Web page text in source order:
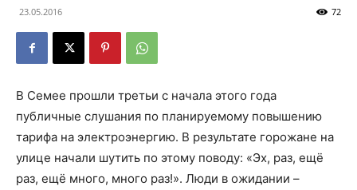
23.05.2016 72
В Семее прошли третьи с начала этого года
публичные слушания по планируемому повышению
тарифа на электроэнергию. В результате горожане на
улице начали шутить по этому поводу: «Эх, раз, ещё
раз, ещё много, много раз!». Люди в ожидании –